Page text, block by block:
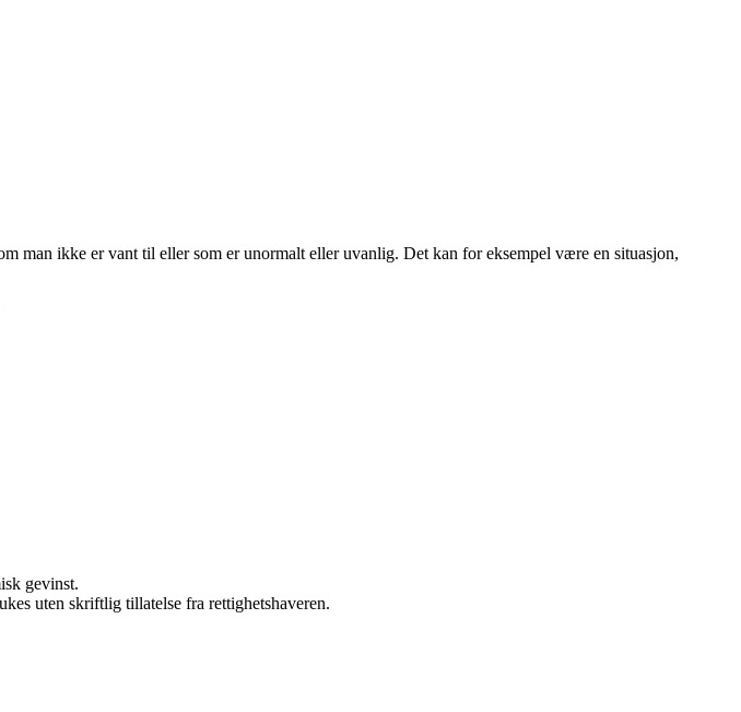
man ikke er vant til eller som er unormalt eller uvanlig. Det kan for eksempel være en situasjon,
gevinst.
uten skriftlig tillatelse fra rettighetshaveren.